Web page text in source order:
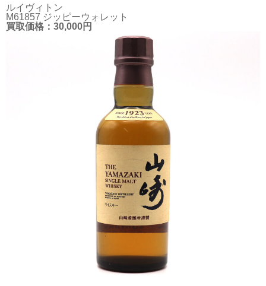
ルイヴィトン
M61857 ジッピーウォレット
買取価格：30,000円